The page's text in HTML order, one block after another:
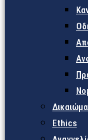
Ethics